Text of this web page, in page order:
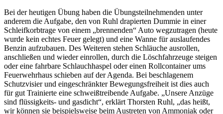
Bei der heutigen Übung haben die Übungsteilnehmenden unter
anderem die Aufgabe, den von Ruhl drapierten Dummie in einer
Schleifkorbtrage von einem „brennenden“ Auto wegzutragen (heute
wurde kein echtes Feuer gelegt) und eine Wanne für auslaufendes
Benzin aufzubauen. Des Weiteren stehen Schläuche ausrollen,
anschließen und wieder einrollen, durch die Löschfahrzeuge steigen
oder eine fahrbare Schlauchhaspel oder einen Rollcontainer ums
Feuerwehrhaus schieben auf der Agenda. Bei beschlagenem
Schutzvisier und eingeschränkter Bewegungsfreiheit ist dies auch
für gut Trainierte eine schweißtreibende Aufgabe. „Unsere Anzüge
sind flüssigkeits- und gasdicht“, erklärt Thorsten Ruhl, „das heißt,
wir können sie beispielsweise beim Austreten von Ammoniak oder